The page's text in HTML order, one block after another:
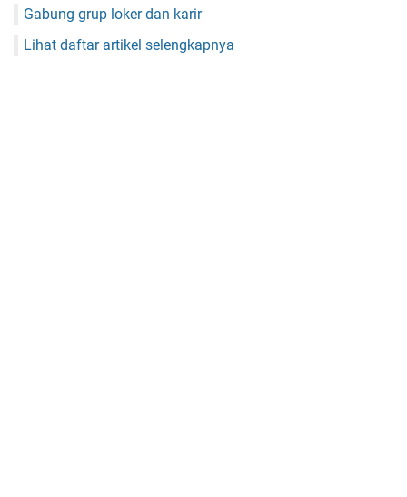
Gabung grup loker dan karir
Lihat daftar artikel selengkapnya